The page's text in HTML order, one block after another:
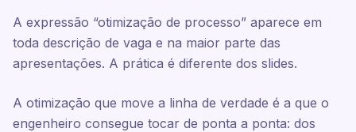
A expressão “otimização de processo” aparece em
toda descrição de vaga e na maior parte das
apresentações. A prática é diferente dos slides.
A otimização que move a linha de verdade é a que o
engenheiro consegue tocar de ponta a ponta: dos